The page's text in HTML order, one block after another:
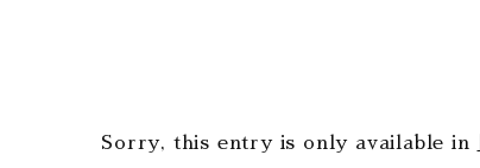
Sorry, this entry is only available in